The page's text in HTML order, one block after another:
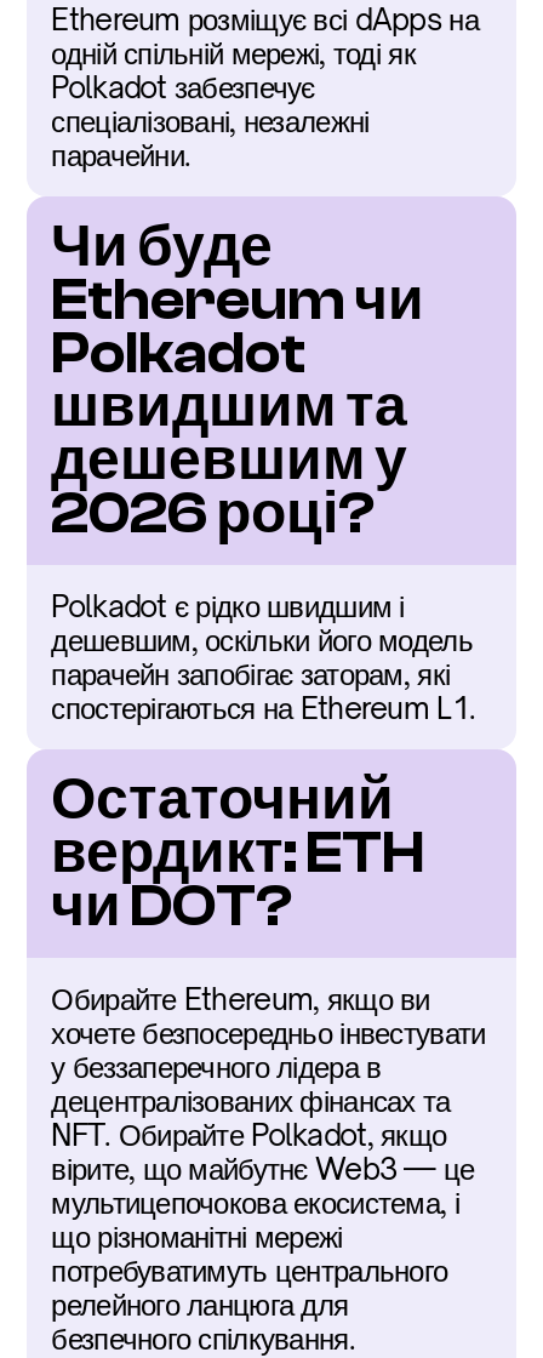
Ethereum розміщує всі dApps на
одній спільній мережі, тоді як
Polkadot забезпечує
спеціалізовані, незалежні
парачейни.
Чи буде
Ethereum чи
Polkadot
швидшим та
дешевшим у
2026 році?
Polkadot є рідко швидшим і
дешевшим, оскільки його модель
парачейн запобігає заторам, які
спостерігаються на Ethereum L1.
Остаточний
вердикт: ETH
чи DOT?
Обирайте Ethereum, якщо ви
хочете безпосередньо інвестувати
у беззаперечного лідера в
децентралізованих фінансах та
NFT. Обирайте Polkadot, якщо
вірите, що майбутнє Web3 — це
мультицепочокова екосистема, і
що різноманітні мережі
потребуватимуть центрального
релейного ланцюга для
безпечного спілкування.